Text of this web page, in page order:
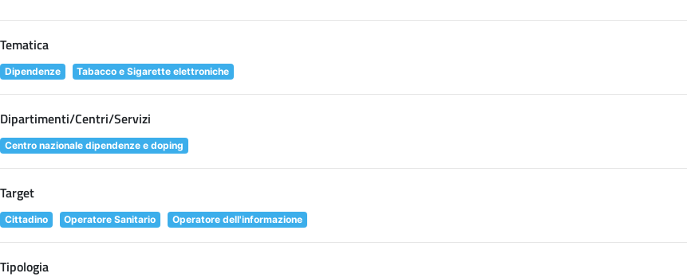
Tematica
Dipendenze Tabacco e Sigarette elettroniche
Dipartimenti/Centri/Servizi
Centro nazionale dipendenze e doping
Target
Cittadino Operatore Sanitario Operatore dell'informazione
Tipologia